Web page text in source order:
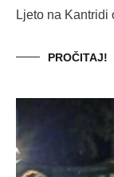
Ljeto na
PROČITAJ!